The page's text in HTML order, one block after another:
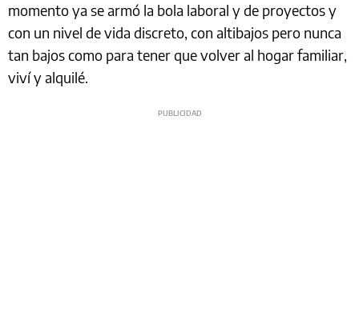
momento ya se armó la bola laboral y de proyectos y
con un nivel de vida discreto, con altibajos pero nunca
tan bajos como para tener que volver al hogar familiar,
viví y alquilé.